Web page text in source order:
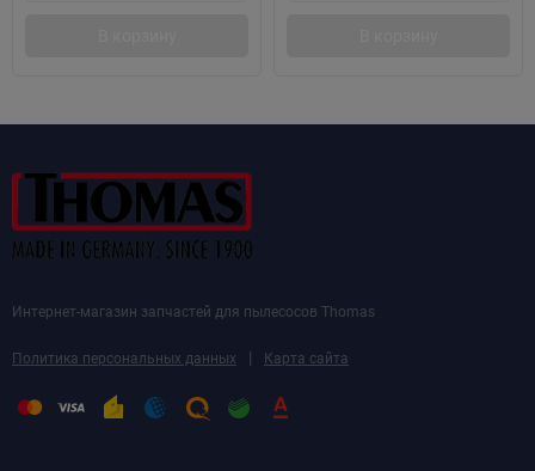
Интернет-магазин запчастей для пылесосов Thomas
Политика персональных данных | Карта сайта